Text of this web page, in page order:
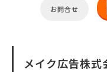
お問合せ
メイク広告株式